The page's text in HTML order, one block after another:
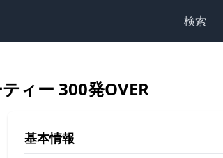
検索
ィー 300発OVER
基本情報